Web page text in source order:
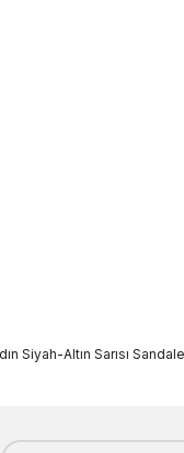
Siyah-Altın Sarısı